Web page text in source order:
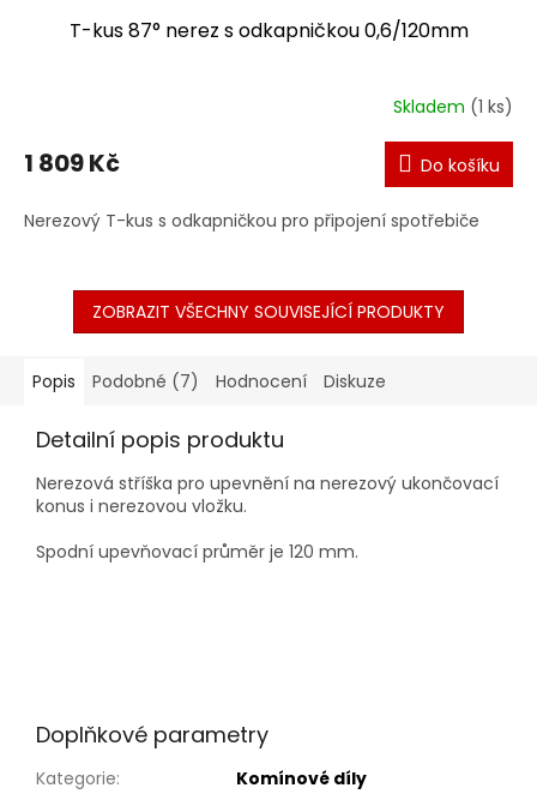
T-kus 87° nerez s odkapničkou 0,6/120mm
Skladem (1 ks)
1 809 Kč Do košíku
Nerezový T-kus s odkapničkou pro připojení spotřebiče
ZOBRAZIT VŠECHNY SOUVISEJÍCÍ PRODUKTY
Popis Podobné (7) Hodnocení Diskuze
Detailní popis produktu
Nerezová stříška pro upevnění na nerezový ukončovací
konus i nerezovou vložku.
Spodní upevňovací průměr je 120 mm.
Doplňkové parametry
Kategorie:
Komínové díly